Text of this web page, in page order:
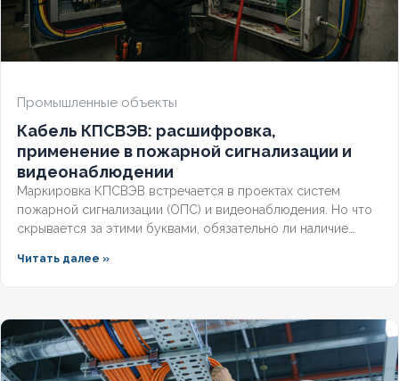
Промышленные объекты
Кабель КПСВЭВ: расшифровка,
применение в пожарной сигнализации и
видеонаблюдении
Маркировка КПСВЭВ встречается в проектах систем
пожарной сигнализации (ОПС) и видеонаблюдения. Но что
скрывается за этими буквами, обязательно ли наличие
требованиям СП и ГОСТ? Разберём полную расшифровку,
Читать далее »